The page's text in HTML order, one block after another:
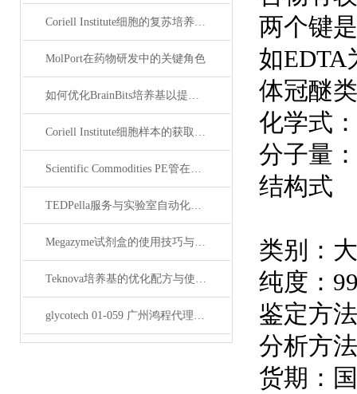
Coriell Institute细胞的复苏培养与质量控制规范
MolPort在药物研发中的关键角色
如何优化BrainBits培养基以提高实验效果？
Coriell Institute细胞样本的获取与应用指南
Scientific Commodities PE管在环保实验中的作用
TEDPella服务与实验室自动化设备的整合
Megazyme试剂盒的使用技巧与实验优化方法
Teknova培养基的优化配方与使用技巧
glycotech 01-059 广州鸿程代理：开启糖生物学研究新征程
两个键
如EDTA
体冠醚
化学式
分子量
结构式
类别：
纯度：
鉴定方
分析方
货期：